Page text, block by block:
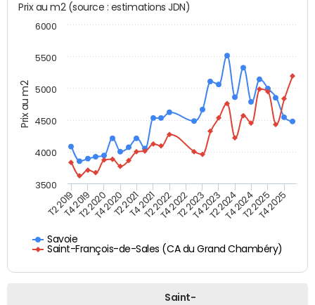
Prix au m2
Prix au m2 (source : estimations JDN)
Savoie
Saint-François-de-Sales (CA du Grand Chambéry)
T2 2019T4 2019T2 2020T4 2020T2 2021T4 2021T2 2022T4 2022T2 2023T4 2023T2 2024T4 2024T2 2025T4 2025
3500
4000
4500
5000
5500
6000
Saint-